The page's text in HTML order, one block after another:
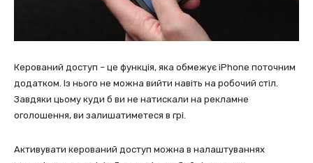
Керований доступ – це функція, яка обмежує iPhone поточним
додатком. Із нього не можна вийти навіть на робочий стіл.
Завдяки цьому куди б ви не натискали на рекламне
оголошення, ви залишатиметеся в грі.
Активувати керований доступ можна в налаштуваннях